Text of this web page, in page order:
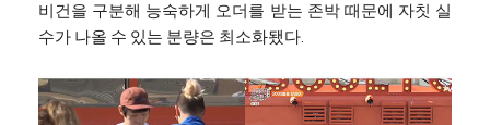
비건을 구분해 능숙하게 오더를 받는 존박 때문에 자칫 실
수가 나올 수 있는 분량은 최소화됐다.